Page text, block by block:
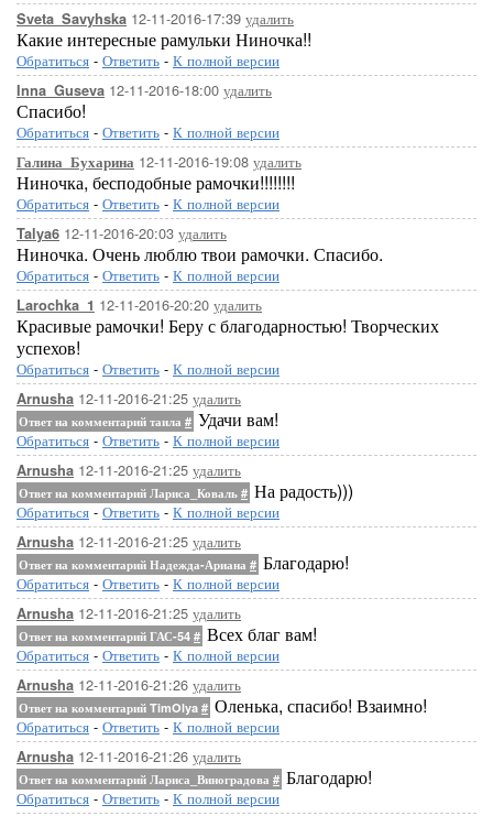
Sveta_Savyhska 12-11-2016-17:39 удалить
Какие интересные рамульки Ниночка!!
Обратиться - Ответить - К полной версии
Inna_Guseva 12-11-2016-18:00 удалить
Спасибо!
Обратиться - Ответить - К полной версии
Галина_Бухарина 12-11-2016-19:08 удалить
Ниночка, бесподобные рамочки!!!!!!!!
Обратиться - Ответить - К полной версии
Talya6 12-11-2016-20:03 удалить
Ниночка. Очень люблю твои рамочки. Спасибо.
Обратиться - Ответить - К полной версии
Larochka_1 12-11-2016-20:20 удалить
Красивые рамочки! Беру с благодарностью! Творческих
успехов!
Обратиться - Ответить - К полной версии
Arnusha 12-11-2016-21:25 удалить
Ответ на комментарий таила # Удачи вам!
Обратиться - Ответить - К полной версии
Arnusha 12-11-2016-21:25 удалить
Ответ на комментарий Лариса_Коваль # На радость)))
Обратиться - Ответить - К полной версии
Arnusha 12-11-2016-21:25 удалить
Ответ на комментарий Надежда-Ариана # Благодарю!
Обратиться - Ответить - К полной версии
Arnusha 12-11-2016-21:25 удалить
Ответ на комментарий ГАС-54 # Всех благ вам!
Обратиться - Ответить - К полной версии
Arnusha 12-11-2016-21:26 удалить
Ответ на комментарий TimOlya # Оленька, спасибо! Взаимно!
Обратиться - Ответить - К полной версии
Arnusha 12-11-2016-21:26 удалить
Ответ на комментарий Лариса_Виноградова # Благодарю!
Обратиться - Ответить - К полной версии